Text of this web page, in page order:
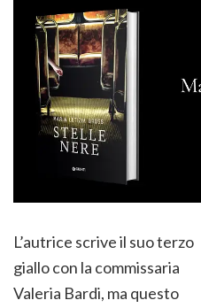
L’autrice scrive il suo terzo
giallo con la commissaria
Valeria Bardi, ma questo